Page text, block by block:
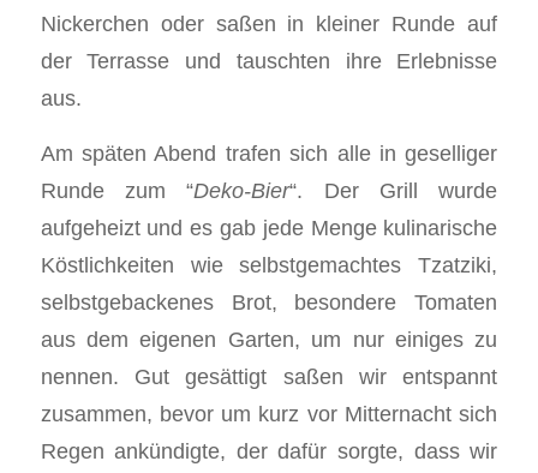
Nickerchen oder saßen in kleiner Runde auf
der Terrasse und tauschten ihre Erlebnisse
aus.
Am späten Abend trafen sich alle in geselliger
Runde zum “Deko-Bier“. Der Grill wurde
aufgeheizt und es gab jede Menge kulinarische
Köstlichkeiten wie selbstgemachtes Tzatziki,
selbstgebackenes Brot, besondere Tomaten
aus dem eigenen Garten, um nur einiges zu
nennen. Gut gesättigt saßen wir entspannt
zusammen, bevor um kurz vor Mitternacht sich
Regen ankündigte, der dafür sorgte, dass wir